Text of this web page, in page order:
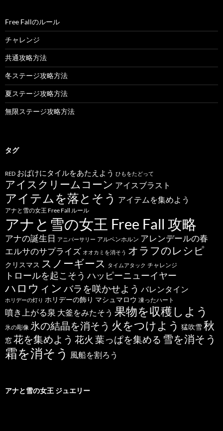
Free Fallのルール
チャレンジ
共通攻略方法
冬ステージ攻略方法
夏ステージ攻略方法
無限ステージ攻略方法
タグ
RED おばけにタイルをあたえよう ひもをたどって
アイスクリームコーン アイスブラスト
アイテムを落とそう アイテムを集めよう
アナと雪の女王 Free Fall ルール
アナと雪の女王 Free Fall 攻略
アナの誕生日 アニバーサリー アルペンホルン アレンデールの春
エルサのサプライズ オオカミを消そう オラフのレシピ
クリスマス スノーギース タイムアタック チャレンジ
トロールを起こそう ハッピーニューイヤー
ハロウィン バラを咲かせよう バレンタイン
ホリデーの灯り ホリデーの飾り マシュマロウ 凍ったハート
噴き上がる泉 大釜をみたそう 果物を収穫しよう
氷の彫像 氷の結晶を消そう 火をつけよう 猛吹雪秋
窓花を集めよう 花火 葉っぱを集める 雪を消そう
霜を消そう 風船を割ろう
アナと雪の女王 ジュエリー